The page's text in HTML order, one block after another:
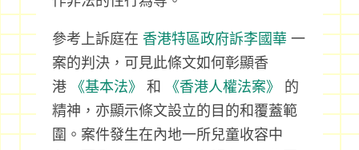
參考上訴庭在 香港特區政府訴李國華 一
案的判決，可見此條文如何彰顯香
港
《基本法》 和 《香港人權法案》
的
精神，亦顯示條文設立的目的和覆蓋範
圍。案件發生在內地一所兒童收容中